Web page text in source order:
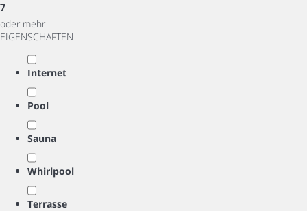
7
oder mehr
EIGENSCHAFTEN
Internet
Pool
Sauna
Whirlpool
Terrasse